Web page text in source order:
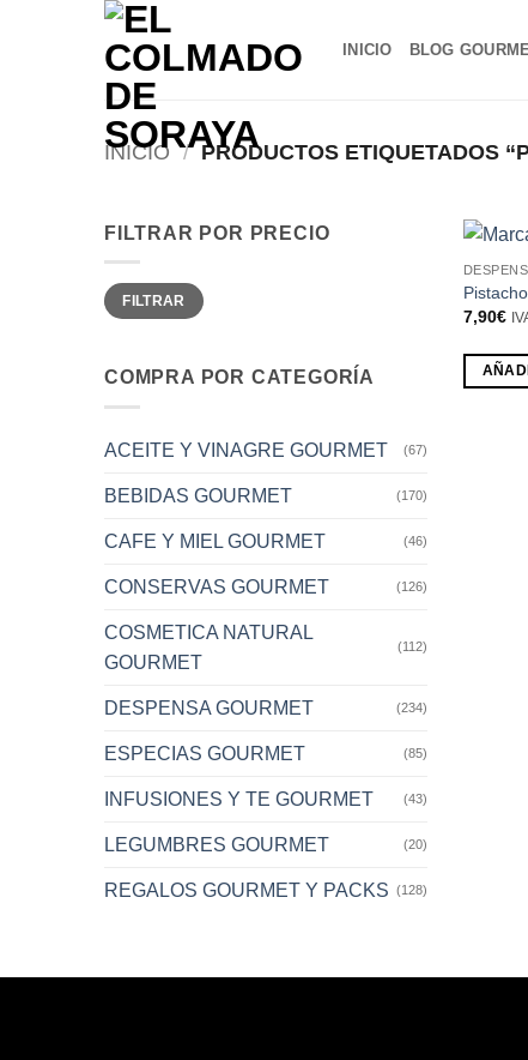
INICIO BLOG
INICIO / PRODUCTOS ETIQUETADOS
FILTRAR POR PRECIO
Precio
mínimo
Precio
máximo
FILTRAR
COMPRA POR CATEGORÍA
ACEITE Y VINAGRE GOURMET (67)
BEBIDAS GOURMET (170)
CAFE Y MIEL GOURMET (46)
CONSERVAS GOURMET (126)
COSMETICA NATURAL
GOURMET
(112)
DESPENSA GOURMET (234)
ESPECIAS GOURMET (85)
INFUSIONES Y TE GOURMET (43)
LEGUMBRES GOURMET (20)
REGALOS GOURMET Y PACKS (128)
7,90€